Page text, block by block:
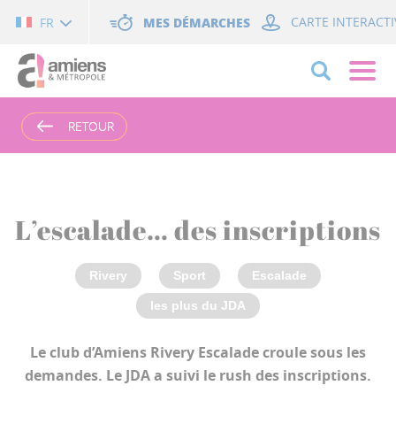
FR MES DÉMARCHES CARTE
RETOUR
RETOUR
L’escalade… des inscriptions
Rivery Sport Escalade
les plus du JDA
Le club d’Amiens Rivery Escalade croule sous les
demandes. Le JDA a suivi le rush des inscriptions.